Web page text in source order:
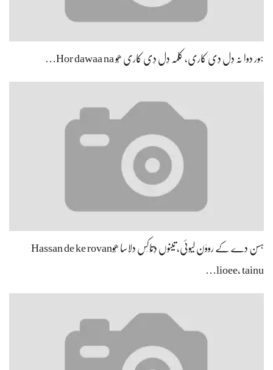
ہور دوا نہ دِل دِی کاری، کلمہ دِل دِی کاری ھُو Hor dawaa na…
ہسن دے کے رووَن لیوئی، تینوں دِتّاکِس دلاسا ھُوHassan de ke rovan
lioee, tainu…